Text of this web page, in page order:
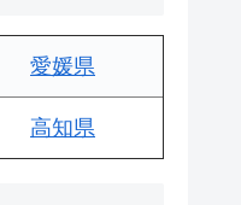
愛媛県
高知県